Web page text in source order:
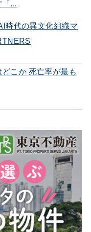
...
時代の異文化組織マ
こか 死亡率が最も